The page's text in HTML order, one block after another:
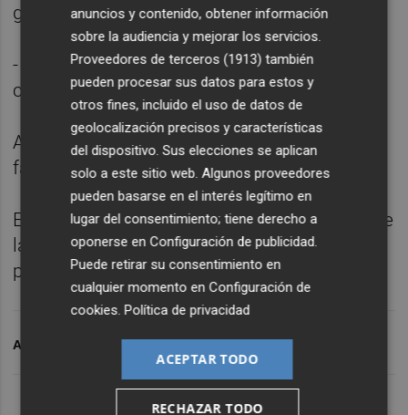
gigante para todos los asistentes.
- Desde las 16h, David Villa se fotografiará
con los respectivos equipos de la
Academia, así como con los equipos y
familiares asistentes al acto.
En definitiva, tres días en un entorno ideal, de
la máxima calidad, para elaprendizaje de la
práctica del fútbol.
ARCHIVADO EN
anuncios y contenido, obtener información
sobre la audiencia y mejorar los servicios.
Proveedores de terceros (1913) también
pueden procesar sus datos para estos y
otros fines, incluido el uso de datos de
geolocalización precisos y características
del dispositivo. Sus elecciones se aplican
solo a este sitio web. Algunos proveedores
pueden basarse en el interés legítimo en
lugar del consentimiento; tiene derecho a
oponerse enConfiguración de publicidad
Puede retirar su consentimiento en
cualquier momento enConfiguración de
cookies .Política de privacidad
ACEPTAR TODO
RECHAZAR TODO